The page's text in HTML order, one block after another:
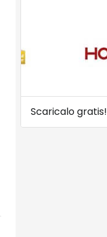
Scaricalo gratis!